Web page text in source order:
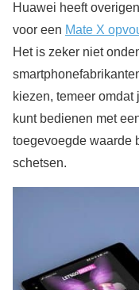
Huawei heeft
voor een Mate X
Het is zeker niet
kiezen, temeer
kunt bedienen met
toegevoegde waarde
schetsen.